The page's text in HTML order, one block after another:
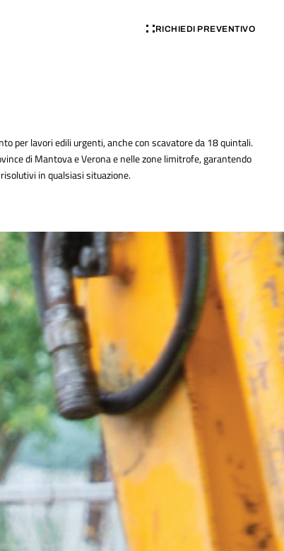
RICHIEDI PREVENTIVO
per lavori edili urgenti, anche con scavatore da 18 quintali.
di Mantova e Verona e nelle zone limitrofe, garantendo
in qualsiasi situazione.